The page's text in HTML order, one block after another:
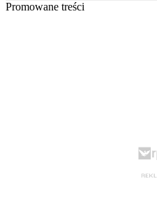
Promowane treści